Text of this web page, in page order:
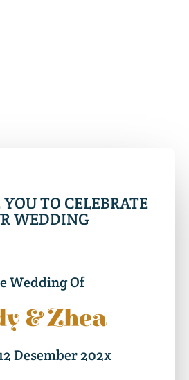
TO CELEBRATE
WEDDING
Wedding Of
& Zhea
Desember 202x